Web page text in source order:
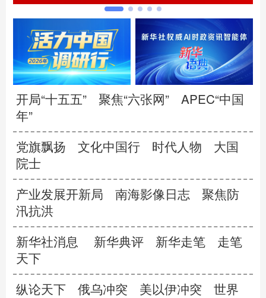
开局“十五五” 聚焦“六张网”
APEC“中国
年”
党旗飘扬 文化中国行 时代人物
大国
院士
产业发展开新局 南海影像日志
聚焦防
汛抗洪
新华社消息 新华典评 新华走笔
走笔
天下
纵论天下 俄乌冲突 美以伊冲突
世界